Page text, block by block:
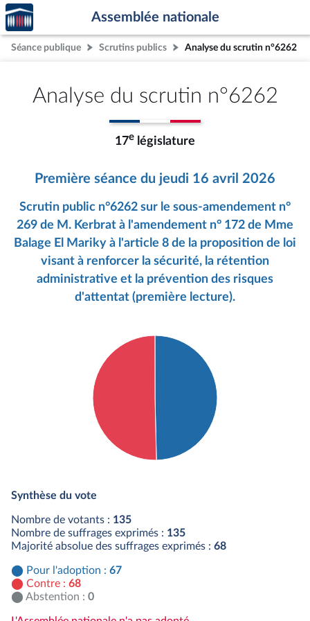
Aller au contenu
Aller en bas de la page
Accèder
à la
page
d'accueil
Assemblée nationale
Séance publique Scrutins publics Analyse du scrutin n°6262
Analyse du scrutin n°6262
17e législature
Première séance du jeudi 16 avril 2026
Scrutin public n°6262 sur le sous-amendement n°
269 de M. Kerbrat à l'amendement n° 172 de Mme
Balage El Mariky à l'article 8 de la proposition de loi
visant à renforcer la sécurité, la rétention
administrative et la prévention des risques
d'attentat (première lecture).
Synthèse du vote
Nombre de votants : 135
Nombre de suffrages exprimés : 135
Majorité absolue des suffrages exprimés : 68
Pour l'adoption : 67
Contre : 68
Abstention : 0